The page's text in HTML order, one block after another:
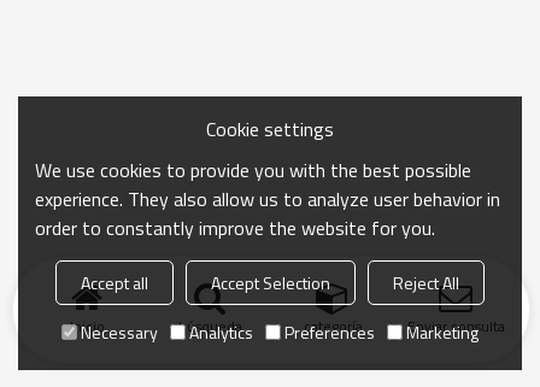
Inicio búsqueda categoría Enviar consulta
Cookie settings
We use cookies to provide you with the best possible
experience. They also allow us to analyze user behavior in
order to constantly improve the website for you.
Accept all Accept Selection
Reject All
Necessary
Analytics Preferences Marketing